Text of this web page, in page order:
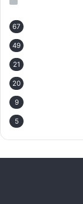
67
49
21
20
9
5